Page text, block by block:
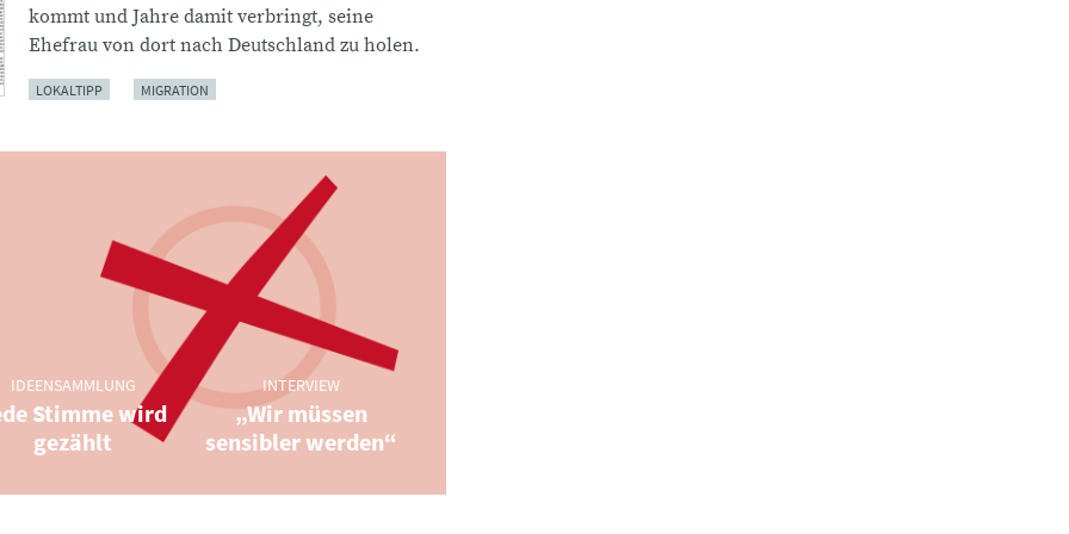
kommt und Jahre damit verbringt, seine
Ehefrau von dort nach Deutschland zu holen.
LOKALTIPP MIGRATION
IDEENSAMMLUNG
Stimme wird
gezählt
INTERVIEW
:
„Wir müssen
sensibler werden“